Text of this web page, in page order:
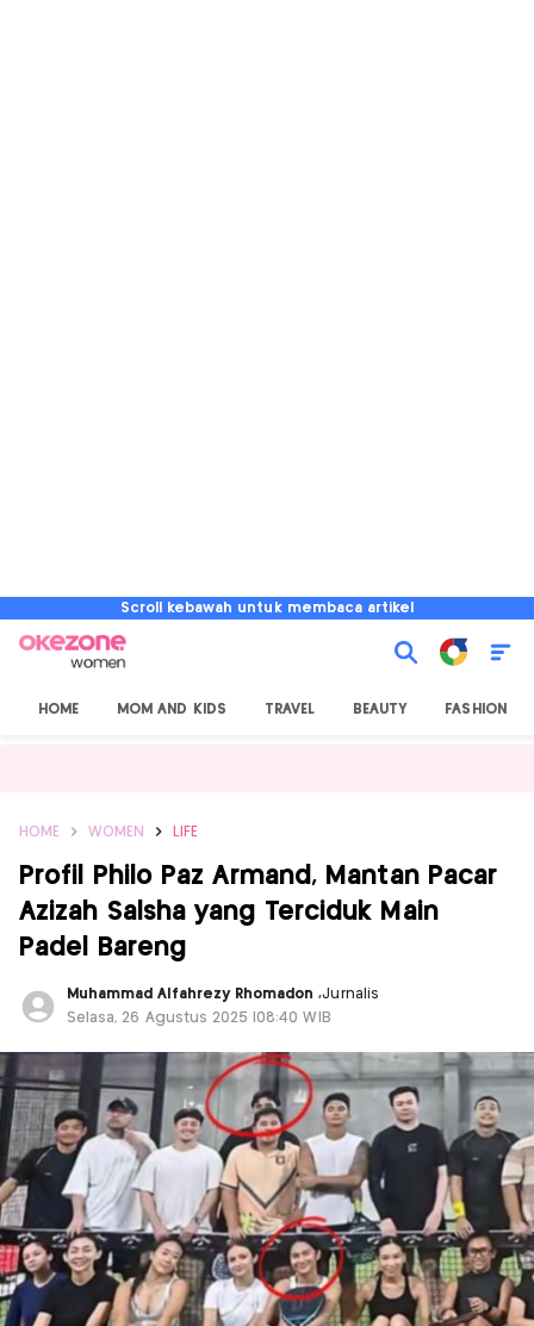
Scroll kebawah untuk membaca artikel
HOME MOM AND KIDS TRAVEL BEAUTY FASHION
HOME WOMEN LIFE
Profil Philo Paz Armand, Mantan Pacar
Azizah Salsha yang Terciduk Main
Padel Bareng
Muhammad Alfahrezy Rhomadon,Jurnalis
Selasa, 26 Agustus 2025 |08:40 WIB